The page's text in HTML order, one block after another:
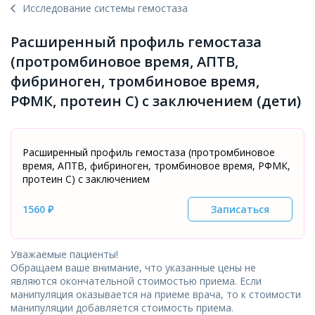
Исследование системы гемостаза
Расширенный профиль гемостаза
(протромбиновое время, АПТВ,
фибриноген, тромбиновое время,
РФМК, протеин С) с заключением (дети)
Расширенный профиль гемостаза (протромбиновое
время, АПТВ, фибриноген, тромбиновое время, РФМК,
протеин С) с заключением
1560 ₽ Записаться
Уважаемые пациенты!
Обращаем ваше внимание, что указанные цены не
являются окончательной стоимостью приема. Если
манипуляция оказывается на приеме врача, то к стоимости
манипуляции добавляется стоимость приема.